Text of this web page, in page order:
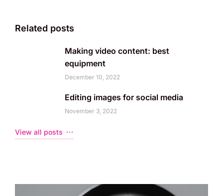
Related posts
Making video content: best
equipment
December 10, 2022
Editing images for social media
November 3, 2022
View all posts